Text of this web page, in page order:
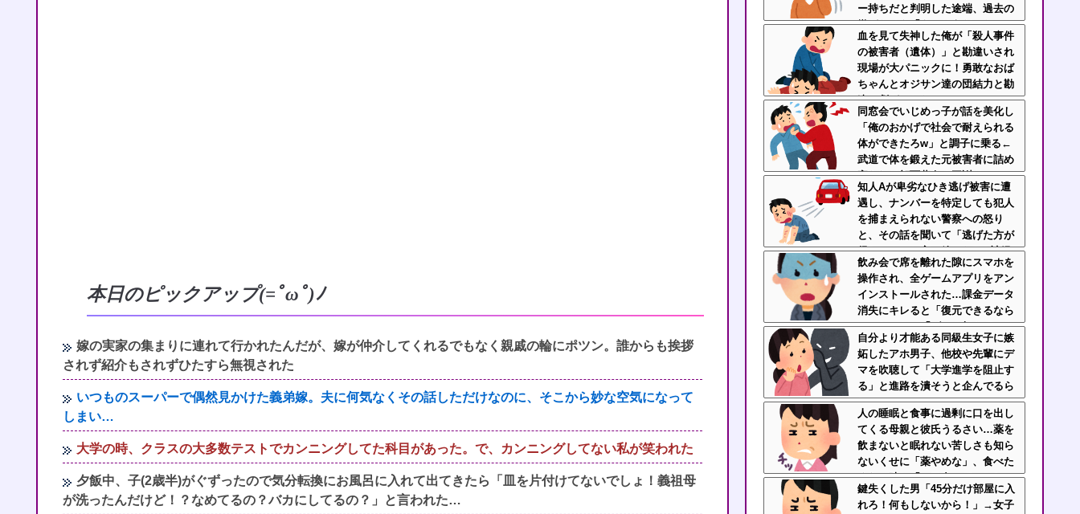
本日のピックアップ(=ﾟωﾟ)ﾉ
嫁の実家の集まりに連れて行かれたんだが、嫁が仲介してくれるでもなく親戚の輪にポツン。誰からも挨拶
されず紹介もされずひたすら無視された
いつものスーパーで偶然見かけた義弟嫁。夫に何気なくその話しただけなのに、そこから妙な空気になって
しまい…
大学の時、クラスの大多数テストでカンニングしてた科目があった。で、カンニングしてない私が笑われた
夕飯中、子(2歳半)がぐずったので気分転換にお風呂に入れて出てきたら「皿を片付けてないでしょ！義祖母
が洗ったんだけど！？なめてるの？バカにしてるの？」と言われた…
ー持ちだと判明した途端、過去の
嫌がらせを「えーそうだったっ
け？」と白々しくスルー
血を見て失神した俺が「殺人事件
の被害者（遺体）」と勘違いされ
現場が大パニックに！勇敢なおば
ちゃんとオジサン達の団結力と勘
違い劇がこちらｗｗ
同窓会でいじめっ子が話を美化し
「俺のおかげで社会で耐えられる
体ができたろw」と調子に乗る←
武道で体を鍛えた元被害者に詰め
寄られて顔面蒼白で平謝りｗｗｗ
知人Aが卑劣なひき逃げ被害に遭
遇し、ナンバーを特定しても犯人
を捕まえられない警察への怒り
と、その話を聞いて「逃げた方が
得じゃん」と言い放ったBの神経
がわからん
飲み会で席を離れた隙にスマホを
操作され、全ゲームアプリをアン
インストールされた…課金データ
消失にキレると「復元できるなら
いいじゃん」「ゲーム如きで」と
逆ギレして帰走
自分より才能ある同級生女子に嫉
妬したアホ男子、他校や先輩にデ
マを吹聴して「大学進学を阻止す
る」と進路を潰そうと企んでるら
しい
人の睡眠と食事に過剰に口を出し
てくる母親と彼氏うるさい…薬を
飲まないと眠れない苦しさも知ら
ないくせに「薬やめな」、食べた
くない時に「一口食べて」としつ
こい無神経すぎる！！
鍵失くした男「45分だけ部屋に入
れろ！何もしないから！」→女子